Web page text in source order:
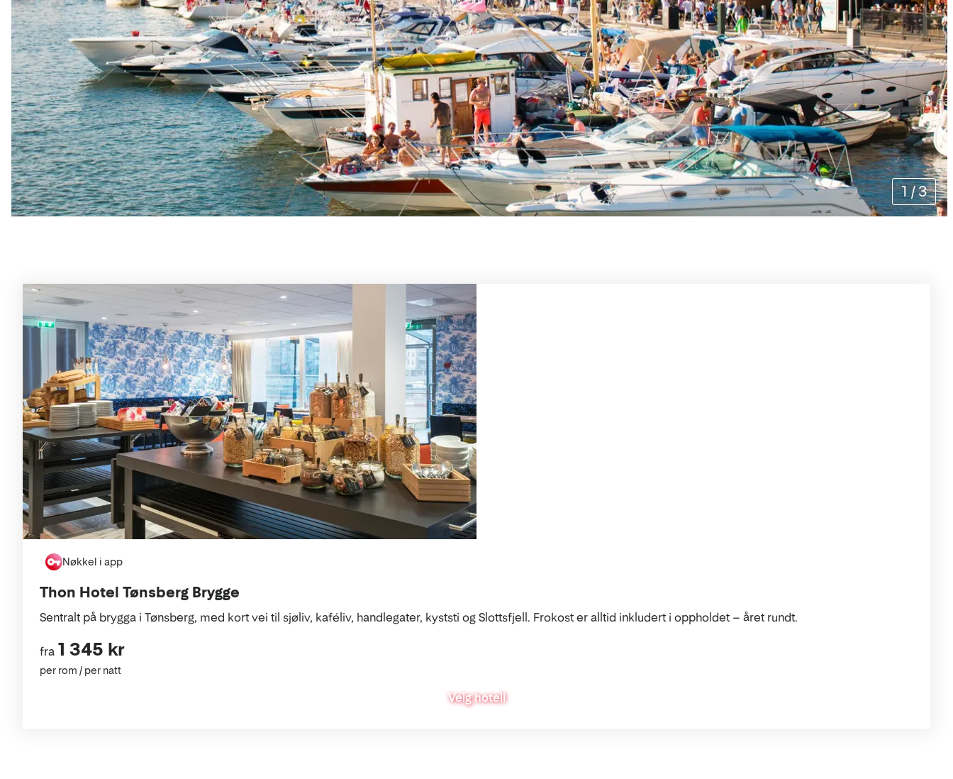
1 /3
Liste
Thon Hotel Tønsberg Brygge
Sentralt på brygga i Tønsberg, med kort vei til sjøliv, kaféliv, handlegater, kyststi og Slottsfjell. Frokost er alltid inkludert i oppholdet – året rundt.
Nøkkel i app
fra 1 345 kr
per rom / per natt
Velg hotell